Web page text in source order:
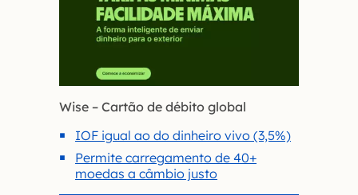
Wise – Cartão de débito global
IOF igual ao do dinheiro vivo (3,5%)
Permite carregamento de 40+
moedas a câmbio justo